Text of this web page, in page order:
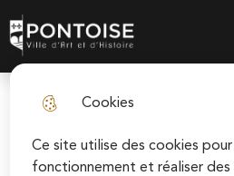
Cookies
Ce site utilise des cookies pour
fonctionnement et réaliser
to
menu
Skip to
search
Pontoise | Ville d'art et d'histoire
la place Saint-Louis